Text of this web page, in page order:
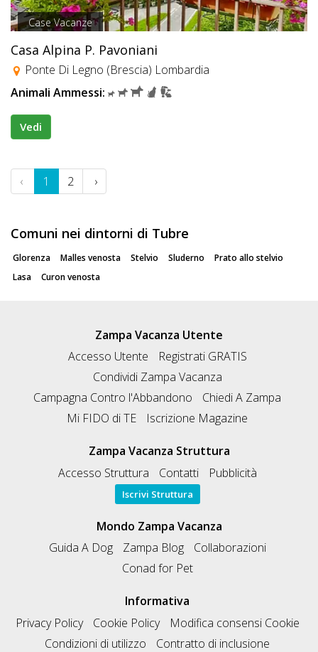
Case Vacanze
Casa Alpina P. Pavoniani
Ponte Di Legno (Brescia) Lombardia
Animali Ammessi:
Vedi
‹ 1 2 ›
Comuni nei dintorni di Tubre
Glorenza Malles venosta Stelvio Sluderno
Prato allo stelvio
Lasa
Curon venosta
Zampa Vacanza Utente
Accesso Utente
Registrati GRATIS
Condividi Zampa Vacanza
Campagna Contro l'Abbandono
Chiedi A Zampa
Mi FIDO di TE
Iscrizione Magazine
Zampa Vacanza Struttura
Accesso Struttura
Contatti Pubblicità
Iscrivi Struttura
Mondo Zampa Vacanza
Guida A Dog
Zampa Blog
Collaborazioni
Conad for Pet
Informativa
Privacy Policy
Cookie Policy
Modifica consensi Cookie
Condizioni di utilizzo
Contratto di inclusione